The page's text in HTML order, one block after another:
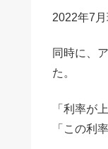
2022年7
同時に、
た。
「利率が
「この利